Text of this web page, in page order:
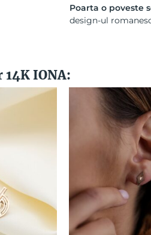
Poarta o poveste
design-ul
IONA: